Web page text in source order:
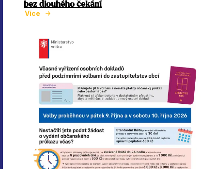
bez dlouhého čekání
Více